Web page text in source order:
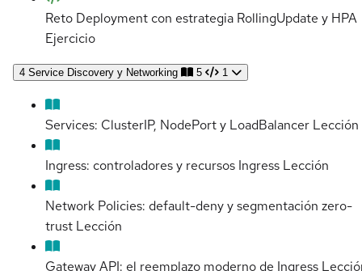
Reto Deployment con estrategia RollingUpdate y HPA
Ejercicio
4 Service Discovery y Networking 5 1
Services: ClusterIP, NodePort y LoadBalancer Lección
Ingress: controladores y recursos Ingress Lección
Network Policies: default-deny y segmentación zero-
trust Lección
Gateway API: el reemplazo moderno de Ingress